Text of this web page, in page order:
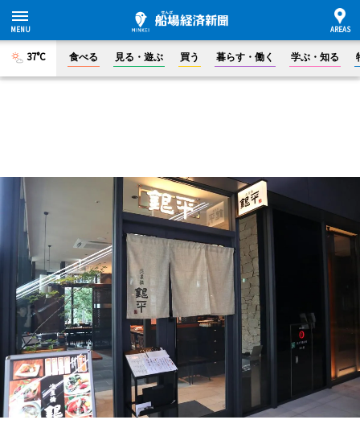
37°C 食べる 見る・遊ぶ 買う 暮らす・働く 学ぶ・知る